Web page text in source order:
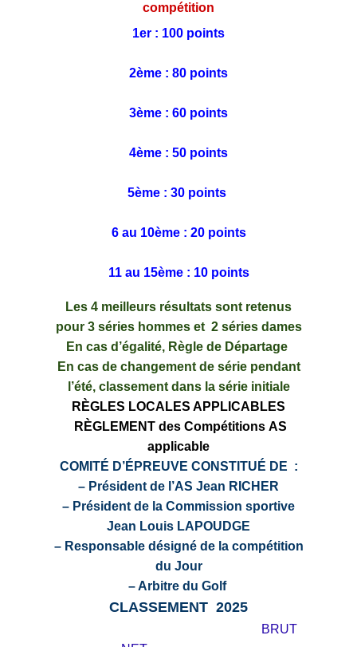
compétition
1er : 100 points
2ème : 80 points
3ème : 60 points
4ème : 50 points
5ème : 30 points
6 au 10ème : 20 points
11 au 15ème : 10 points
Les 4 meilleurs résultats sont retenus
pour 3 séries hommes et 2 séries dames
En cas d’égalité, Règle de Départage
En cas de changement de série pendant
l’été, classement dans la série initiale
RÈGLES LOCALES APPLICABLES
RÈGLEMENT des Compétitions AS
applicable
COMITÉ D’ÉPREUVE CONSTITUÉ DE :
– Président de l’AS Jean RICHER
– Président de la Commission sportive
Jean Louis LAPOUDGE
– Responsable désigné de la compétition
du Jour
– Arbitre du Golf
CLASSEMENT 2025
BRUT